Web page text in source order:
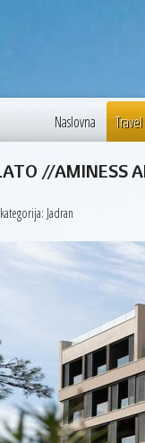
Naslovna
//AMINESS
Jadran